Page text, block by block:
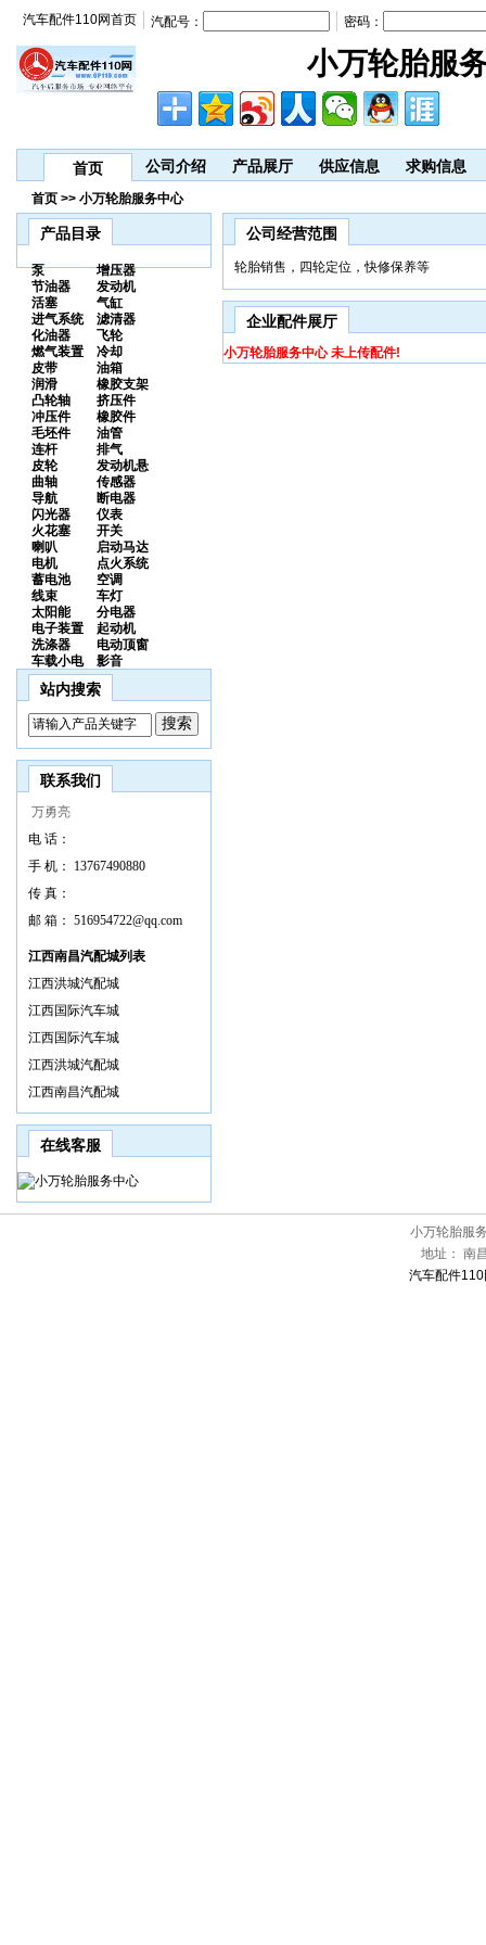
小万轮胎服
汽车配件110网首页 汽配号： 密码：
首页 公司介绍 产品展厅 供应信息 求购信息
首页 >> 小万轮胎服务中心
产品目录
泵
增压器
节油器
发动机
活塞
气缸
进气系统
滤清器
化油器
飞轮
燃气装置
冷却
皮带
油箱
润滑
橡胶支架
凸轮轴
挤压件
冲压件
橡胶件
毛坯件
油管
连杆
排气
皮轮
发动机悬
曲轴
传感器
导航
断电器
闪光器
仪表
火花塞
开关
喇叭
启动马达
电机
点火系统
蓄电池
空调
线束
车灯
太阳能
分电器
电子装置
起动机
洗涤器
电动顶窗
车载小电
影音
站内搜索
联系我们
万勇亮
电 话：
手 机：
13767490880
传 真：
邮 箱： 516954722@qq.com
江西南昌汽配城列表
江西洪城汽配城
江西国际汽车城
江西国际汽车城
江西洪城汽配城
江西南昌汽配城
在线客服
公司经营范围
轮胎销售，四轮定位，快修保养等
企业配件展厅
小万轮胎服务中心 未上传配件!
小万轮胎服
地址： 南
汽车配件